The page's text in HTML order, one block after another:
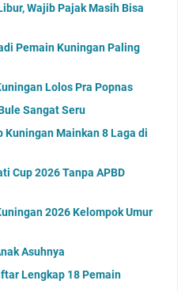
Wajib Pajak Masih Bisa
Pemain Kuningan Paling
Lolos Pra Popnas
Sangat Seru
Kuningan Mainkan 8 Laga di
Cup 2026 Tanpa APBD
2026 Kelompok Umur
Asuhnya
Lengkap 18 Pemain